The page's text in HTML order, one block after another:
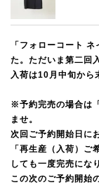
「フォローコート
た。ただいま第二回
入荷は10月中旬から
※予約完売の場合は
ませ。
次回ご予約開始日に
「再生産（入荷）ご
しても一度完売にな
この次のご予約開始